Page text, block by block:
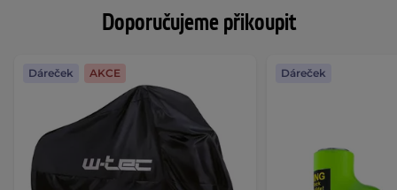
Doporučujeme přikoupit
Dáreček AKCE Dáreček